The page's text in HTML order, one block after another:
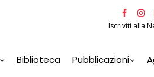
Iscriviti alla
Biblioteca Pubblicazioni